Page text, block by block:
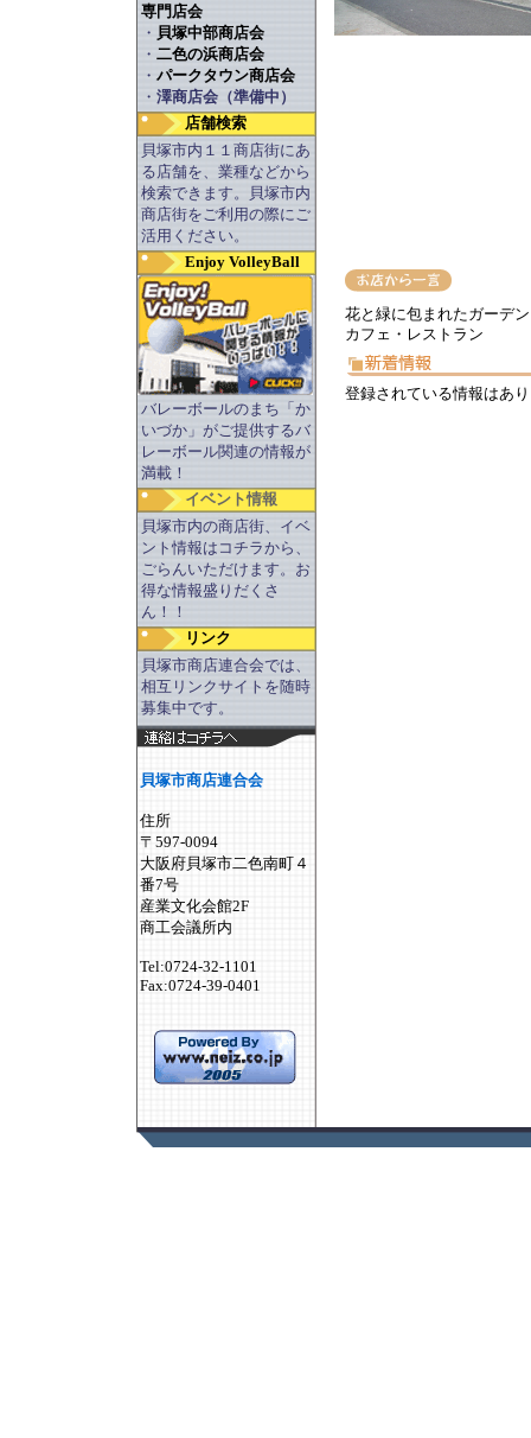
専門店会
・ 貝塚中部商店会
・ 二色の浜商店会
・ パークタウン商店会
・ 澤商店会（準備中）
店舗検索
貝塚市内１１商店街にあ
る店舗を、業種などから
検索できます。貝塚市内
商店街をご利用の際にご
活用ください。
Enjoy VolleyBall
バレーボールのまち「か
いづか」がご提供するバ
レーボール関連の情報が
満載！
イベント情報
貝塚市内の商店街、イベ
ント情報はコチラから、
ごらんいただけます。お
得な情報盛りだくさ
ん！！
リンク
貝塚市商店連合会では、
相互リンクサイトを随時
募集中です。
貝塚市商店連合会
住所
〒597-0094
大阪府貝塚市二色南町４
番7号
産業文化会館2F
商工会議所内
Tel:0724-32-1101
Fax:0724-39-0401
花と緑に包まれたガーデ
カフェ・レストラン
登録されている情報はあ